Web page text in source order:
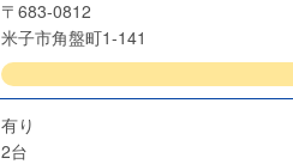
〒683-0812
米子市角盤町1-141
有り
2台